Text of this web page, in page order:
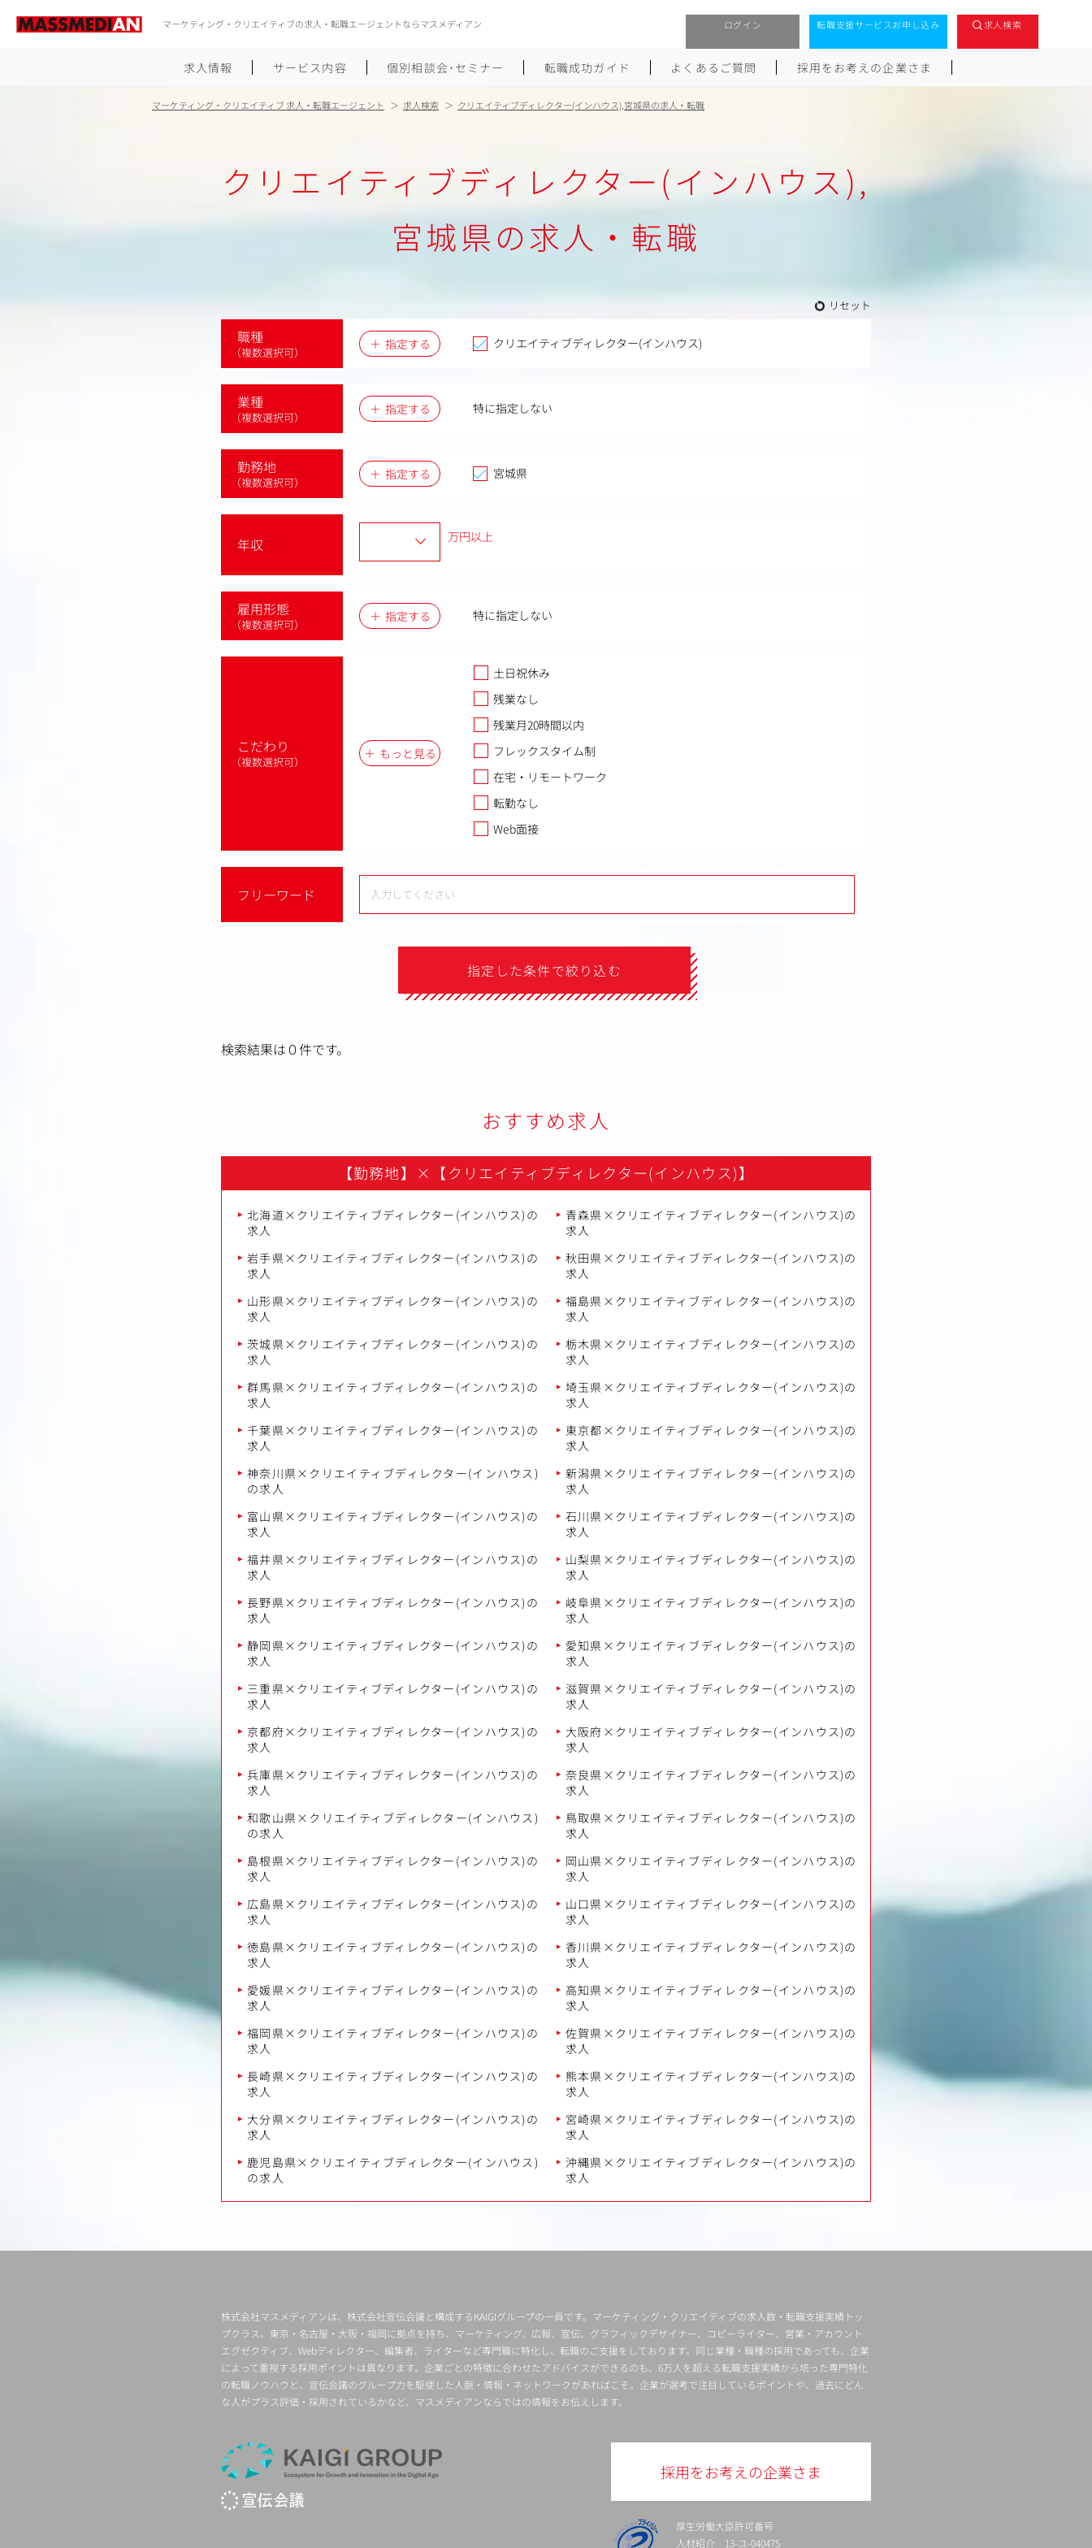
マーケティング・クリエイティブの求人・転職エージェントならマスメディアン ログイン 転職支援サービスお申し込み 求人検索
求人情報 サービス内容 個別相談会･セミナー 転職成功ガイド
履歴書のつくり方
ポートフォリオのつくり方
未経験から広告業界への転職
大手広告会社への転職
しゅふクリ･ママクリ転職
よくあるご質問 採用をお考えの企業さま
マーケティング・クリエイティブ 求人・転職エージェント 求人検索 クリエイティブディレクター(インハウス),宮城県の求人・転職
クリエイティブディレクター(インハウス),
宮城県の求人・転職
リセット
職種
（複数選択可）
指定する クリエイティブディレクター(インハウス)
業種
（複数選択可）
指定する 特に指定しない
勤務地
（複数選択可）
指定する 宮城県
年収 万円以上
雇用形態
（複数選択可）
指定する 特に指定しない
こだわり
（複数選択可）
もっと見る
土日祝休み
残業なし
残業月20時間以内
フレックスタイム制
在宅・リモートワーク
転勤なし
Web面接
フリーワード
指定した条件で絞り込む
検索結果は０件です。
おすすめ求人
【勤務地】 × 【クリエイティブディレクター(インハウス)】
北海道×クリエイティブディレクター(インハウス)の
求人
青森県×クリエイティブディレクター(インハウス)の
求人
岩手県×クリエイティブディレクター(インハウス)の
求人
秋田県×クリエイティブディレクター(インハウス)の
求人
山形県×クリエイティブディレクター(インハウス)の
求人
福島県×クリエイティブディレクター(インハウス)の
求人
茨城県×クリエイティブディレクター(インハウス)の
求人
栃木県×クリエイティブディレクター(インハウス)の
求人
群馬県×クリエイティブディレクター(インハウス)の
求人
埼玉県×クリエイティブディレクター(インハウス)の
求人
千葉県×クリエイティブディレクター(インハウス)の
求人
東京都×クリエイティブディレクター(インハウス)の
求人
神奈川県×クリエイティブディレクター(インハウス)
の求人
新潟県×クリエイティブディレクター(インハウス)の
求人
富山県×クリエイティブディレクター(インハウス)の
求人
石川県×クリエイティブディレクター(インハウス)の
求人
福井県×クリエイティブディレクター(インハウス)の
求人
山梨県×クリエイティブディレクター(インハウス)の
求人
長野県×クリエイティブディレクター(インハウス)の
求人
岐阜県×クリエイティブディレクター(インハウス)の
求人
静岡県×クリエイティブディレクター(インハウス)の
求人
愛知県×クリエイティブディレクター(インハウス)の
求人
三重県×クリエイティブディレクター(インハウス)の
求人
滋賀県×クリエイティブディレクター(インハウス)の
求人
京都府×クリエイティブディレクター(インハウス)の
求人
大阪府×クリエイティブディレクター(インハウス)の
求人
兵庫県×クリエイティブディレクター(インハウス)の
求人
奈良県×クリエイティブディレクター(インハウス)の
求人
和歌山県×クリエイティブディレクター(インハウス)
の求人
鳥取県×クリエイティブディレクター(インハウス)の
求人
島根県×クリエイティブディレクター(インハウス)の
求人
岡山県×クリエイティブディレクター(インハウス)の
求人
広島県×クリエイティブディレクター(インハウス)の
求人
山口県×クリエイティブディレクター(インハウス)の
求人
徳島県×クリエイティブディレクター(インハウス)の
求人
香川県×クリエイティブディレクター(インハウス)の
求人
愛媛県×クリエイティブディレクター(インハウス)の
求人
高知県×クリエイティブディレクター(インハウス)の
求人
福岡県×クリエイティブディレクター(インハウス)の
求人
佐賀県×クリエイティブディレクター(インハウス)の
求人
長崎県×クリエイティブディレクター(インハウス)の
求人
熊本県×クリエイティブディレクター(インハウス)の
求人
大分県×クリエイティブディレクター(インハウス)の
求人
宮崎県×クリエイティブディレクター(インハウス)の
求人
鹿児島県×クリエイティブディレクター(インハウス)
の求人
沖縄県×クリエイティブディレクター(インハウス)の
求人
株式会社マスメディアンは、株式会社宣伝会議と構成するKAIGIグループの一員です。マーケティング・クリエイティブの求人数・転職支援実績トッ
プクラス。東京・名古屋・大阪・福岡に拠点を持ち、マーケティング、広報、宣伝、グラフィックデザイナー、コピーライター、営業・アカウント
エグゼクティブ、Webディレクター、編集者、ライターなど専門職に特化し、転職のご支援をしております。同じ業種・職種の採用であっても、企業
によって重視する採用ポイントは異なります。企業ごとの特徴に合わせたアドバイスができるのも、6万人を超える転職支援実績から培った専門特化
の転職ノウハウと、宣伝会議のグループ力を駆使した人脈・情報・ネットワークがあればこそ。企業が選考で注目しているポイントや、過去にどん
な人がプラス評価・採用されているかなど、マスメディアンならではの情報をお伝えします。
採用をお考えの企業さま
厚生労働大臣許可番号
人材紹介 13-ユ-040475